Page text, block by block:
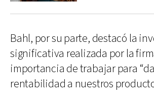
Bahl, por su parte, destacó la
significativa realizada por la
importancia de trabajar para
rentabilidad a nuestros